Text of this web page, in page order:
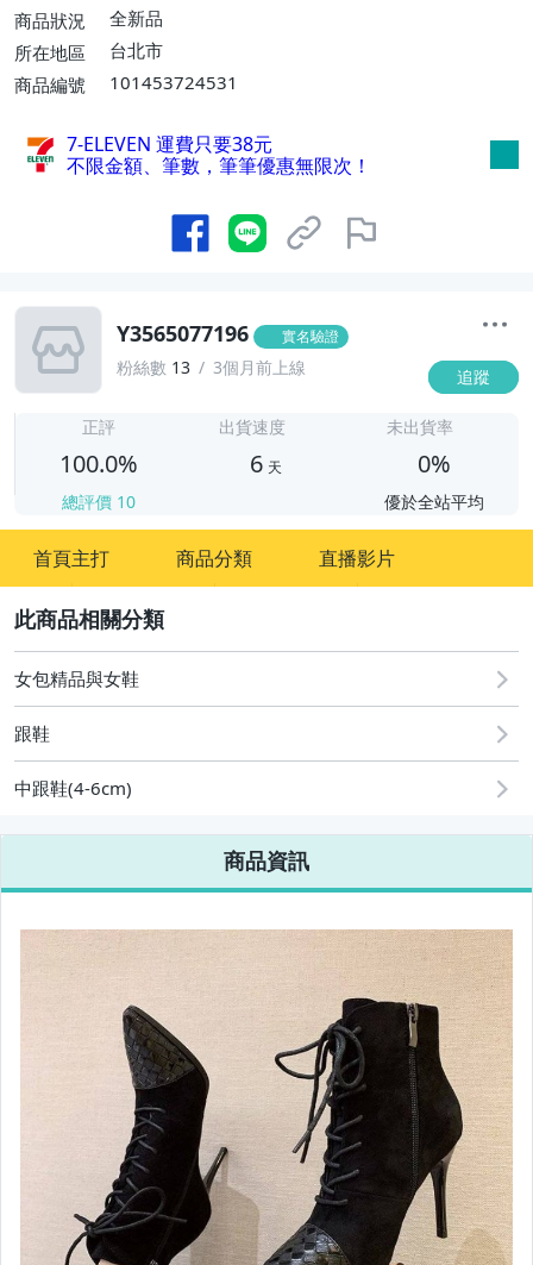
費】、宅配/貨運【單件運費$80、滿2件或
消費滿$999免運費】
商品狀況
全新品
所在地區
台北市
商品編號
101453724531
7-ELEVEN 運費只要38元
不限金額、筆數，筆筆優惠無限次！
Y3565077196 實名驗證
粉絲數 13 3個月前上線 追蹤
正評
100.0%
總評價 10
出貨速度
6 天
未出貨率
0%
優於全站平均
首頁主打 商品分類 直播影片
女包精品與女鞋
跟鞋
中跟鞋(4-6cm)
商品資訊